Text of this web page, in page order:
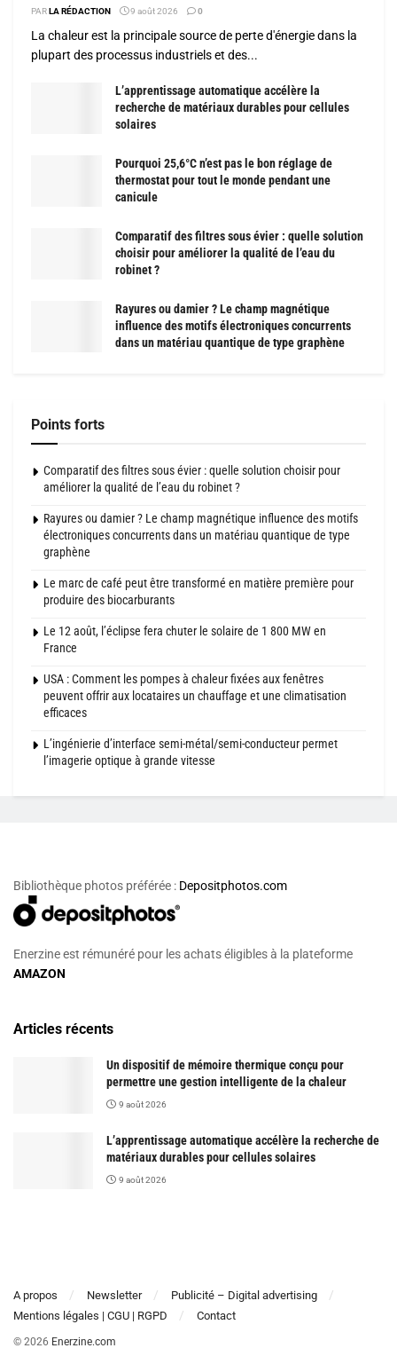
PAR LA RÉDACTION 9 août 2026 0
La chaleur est la principale source de perte d'énergie dans la
plupart des processus industriels et des...
L’apprentissage automatique accélère la
recherche de matériaux durables pour cellules
solaires
Pourquoi 25,6°C n’est pas le bon réglage de
thermostat pour tout le monde pendant une
canicule
Comparatif des filtres sous évier : quelle solution
choisir pour améliorer la qualité de l’eau du
robinet ?
Rayures ou damier ? Le champ magnétique
influence des motifs électroniques concurrents
dans un matériau quantique de type graphène
Points forts
Comparatif des filtres sous évier : quelle solution choisir pour
améliorer la qualité de l’eau du robinet ?
Rayures ou damier ? Le champ magnétique influence des motifs
électroniques concurrents dans un matériau quantique de type
graphène
Le marc de café peut être transformé en matière première pour
produire des biocarburants
Le 12 août, l’éclipse fera chuter le solaire de 1 800 MW en
France
USA : Comment les pompes à chaleur fixées aux fenêtres
peuvent offrir aux locataires un chauffage et une climatisation
efficaces
L’ingénierie d’interface semi-métal/semi-conducteur permet
l’imagerie optique à grande vitesse
Bibliothèque photos préférée : Depositphotos.com
Enerzine est rémunéré pour les achats éligibles à la plateforme
AMAZON
Articles récents
Un dispositif de mémoire thermique conçu pour
permettre une gestion intelligente de la chaleur
9 août 2026
L’apprentissage automatique accélère la recherche de
matériaux durables pour cellules solaires
9 août 2026
A propos Newsletter
Publicité – Digital advertising
Mentions légales | CGU | RGPD
Contact
© 2026 Enerzine.com